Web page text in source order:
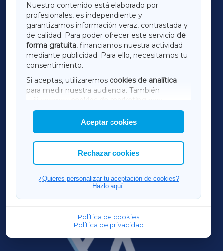
Nuestro contenido está elaborado por
profesionales, es independiente y
garantizamos información veraz, contrastada y
de calidad. Para poder ofrecer este servicio de
forma gratuita, financiamos nuestra actividad
mediante publicidad. Para ello, necesitamos tu
consentimiento.
Si aceptas, utilizaremos cookies de analítica
para medir nuestra audiencia. También
utilizaremos
cookies de marketing
mostrar publicidad de terceros.
Asimismo, puedes personalizar la elección de
las cookies que deseas permitir.
Aceptar cookies
Rechazar cookies
¿Quieres personalizar tu aceptación de cookies?
Hazlo aquí.
Política de cookies
Política de privacidad
LUGOXA
TERRACHAXA
AMARIÑAXA
RIBEIRASACRAXA
ACORUÑAXA
FERROLXA
OURENSEXA